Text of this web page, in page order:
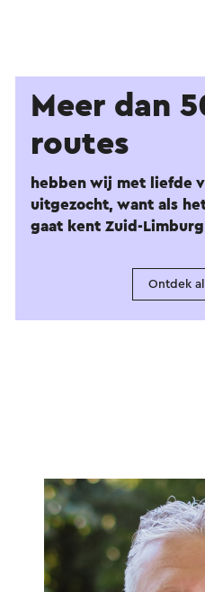
Meer dan
routes
hebben wij met liefde
uitgezocht, want als
gaat kent Zuid-
Ontdek